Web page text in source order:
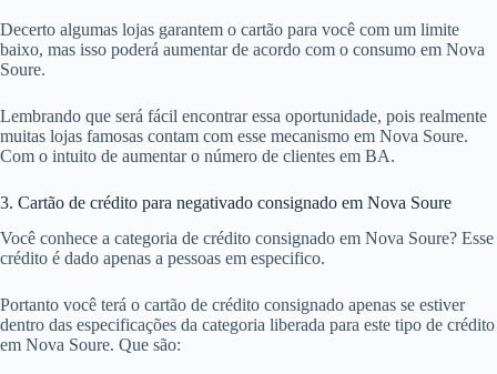
Decerto algumas lojas garantem o cartão para você com um limite
baixo, mas isso poderá aumentar de acordo com o consumo em Nova
Soure.
Lembrando que será fácil encontrar essa oportunidade, pois realmente
muitas lojas famosas contam com esse mecanismo em Nova Soure.
Com o intuito de aumentar o número de clientes em BA.
3. Cartão de crédito para negativado consignado em Nova Soure
Você conhece a categoria de crédito consignado em Nova Soure? Esse
crédito é dado apenas a pessoas em especifico.
Portanto você terá o cartão de crédito consignado apenas se estiver
dentro das especificações da categoria liberada para este tipo de crédito
em Nova Soure. Que são: